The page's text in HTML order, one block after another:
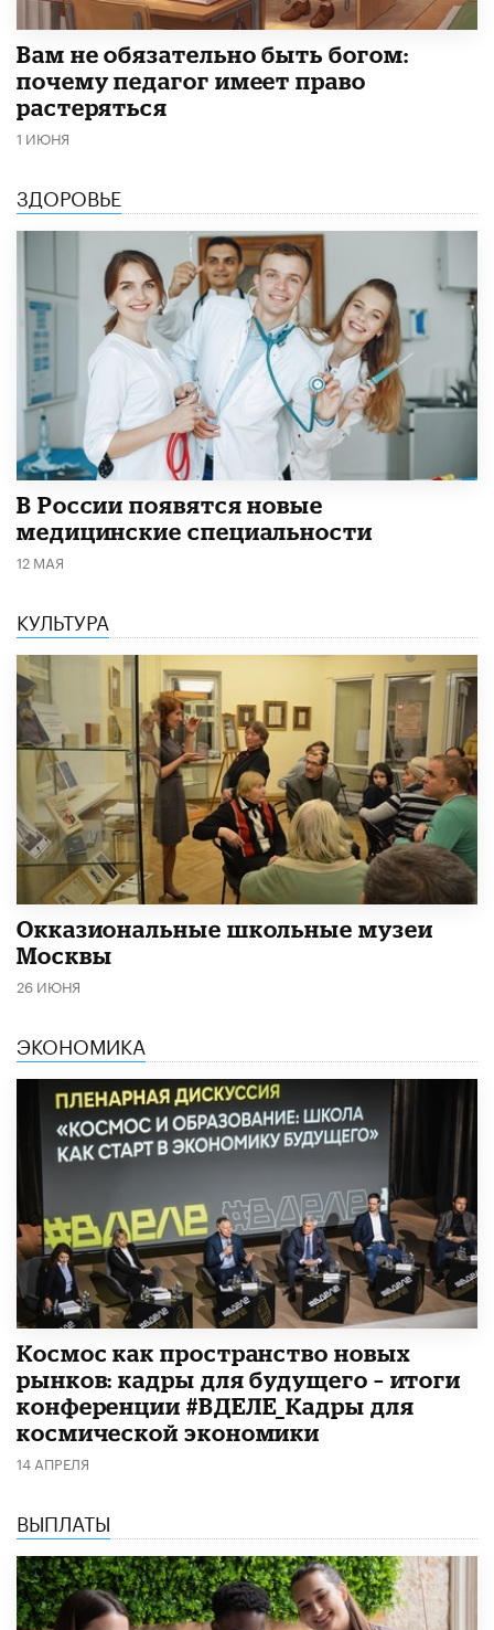
​Вам не обязательно быть богом:
почему педагог имеет право
растеряться
1 ИЮНЯ
ЗДОРОВЬЕ
В России появятся новые
медицинские специальности
12 МАЯ
КУЛЬТУРА
​Окказиональные школьные музеи
Москвы
26 ИЮНЯ
ЭКОНОМИКА
Космос как пространство новых
рынков: кадры для будущего – итоги
конференции #ВДЕЛЕ_Кадры для
космической экономики
14 АПРЕЛЯ
ВЫПЛАТЫ